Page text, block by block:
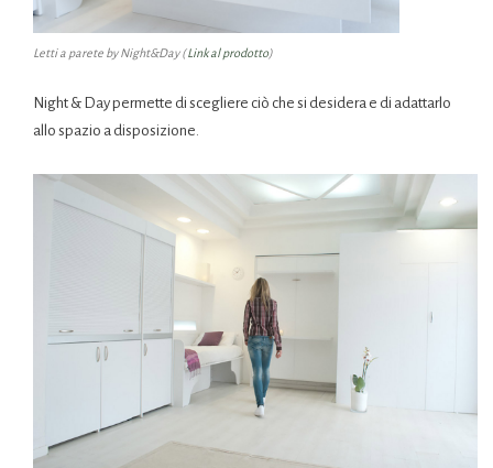
Letti a parete by Night&Day (Link al prodotto)
Night & Day permette di scegliere ciò che si desidera e di adattarlo
allo spazio a disposizione.